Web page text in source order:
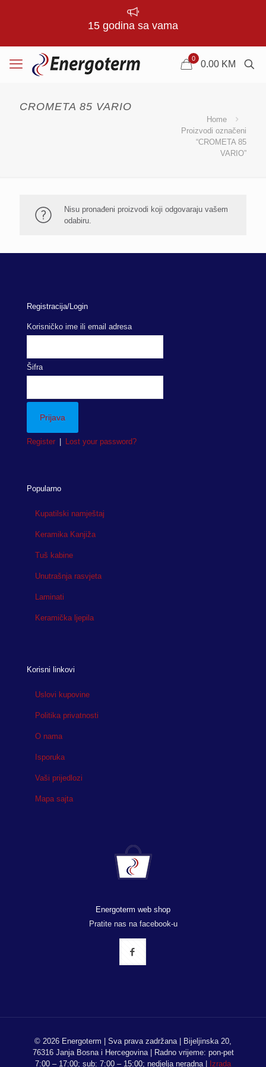
15 godina sa vama
0
0.00 KM
CROMETA 85 VARIO
Home
Proizvodi označeni
“CROMETA 85
VARIO”
Nisu pronađeni proizvodi koji odgovaraju vašem
odabiru.
Registracija/Login
Korisničko ime ili email adresa
Šifra
Register Lost your password?
Popularno
Kupatilski namještaj
Keramika Kanjiža
Tuš kabine
Unutrašnja rasvjeta
Laminati
Keramička ljepila
Korisni linkovi
Uslovi kupovine
Politika privatnosti
O nama
Isporuka
Vaši prijedlozi
Mapa sajta
Energoterm web shop
Pratite nas na facebook-u
© 2026 Energoterm | Sva prava zadržana | Bijeljinska 20,
76316 Janja Bosna i Hercegovina | Radno vrijeme: pon-pet
7:00 – 17:00; sub: 7:00 – 15:00; nedjelja neradna |
Izrada